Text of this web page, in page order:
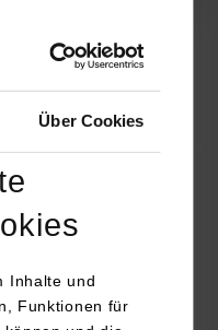
Über Cookies
Inhalte und
Funktionen für
Studierende
Transportation –
Umfeld